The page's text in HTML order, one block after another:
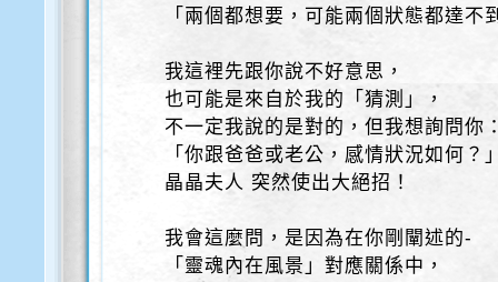
「兩個都想要，可能兩個狀態都達不
我這裡先跟你說不好意思，
也可能是來自於我的「猜測」，
不一定我說的是對的，但我想詢問你
「你跟爸爸或老公，感情狀況如何？
晶晶夫人 突然使出大絕招！
我會這麼問，是因為在你剛闡述的-
「靈魂內在風景」對應關係中，